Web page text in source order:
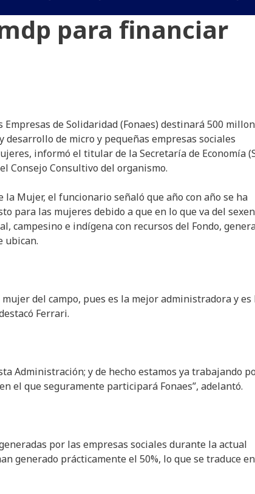
para financiar
Empresas de Solidaridad (Fonaes) destinará 500
desarrollo de micro y pequeñas empresas sociales
informó el titular de la Secretaría de Economía
Consejo Consultivo del organismo.
Mujer, el funcionario señaló que año con año se ha
para las mujeres debido a que en lo que va del
campesino e indígena con recursos del Fondo,
ubican.
del campo, pues es la mejor administradora y es
Ferrari.
Administración; y de hecho estamos ya trabajando
el que seguramente participará Fonaes”, adelantó.
por las empresas sociales durante la actual
generado prácticamente el 50%, lo que se traduce en